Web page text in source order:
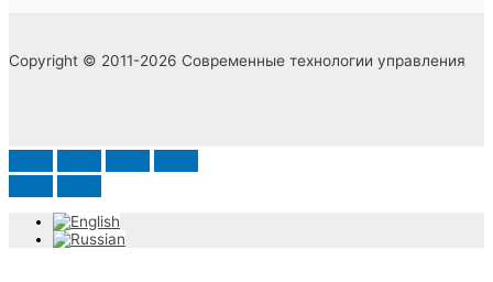
Copyright © 2011-2026 Современные технологии управления